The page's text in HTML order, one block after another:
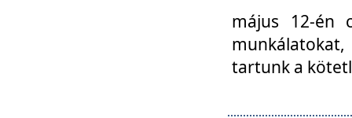
május 12-én
tartunk a